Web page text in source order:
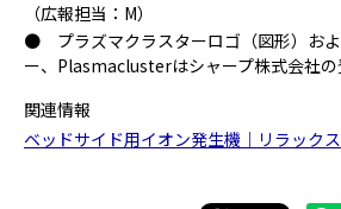
（広報担当：M）
● プラズマクラスターロゴ（図形）およ
ー、Plasmaclusterはシャープ株式会社の
関連情報
ベッドサイド用イオン発生機｜リラック